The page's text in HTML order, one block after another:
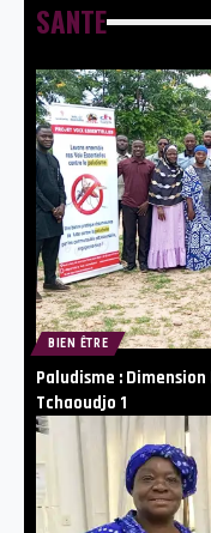
SANTE
BIEN ÊTRE
Paludisme :
Tchaoudjo 1